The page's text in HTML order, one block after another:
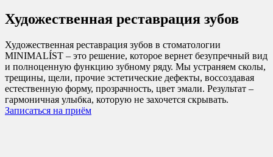
Художественная реставрация зубов
Художественная реставрация зубов в стоматологии
MINIMALÍST – это решение, которое вернет безупречный вид
и полноценную функцию зубному ряду. Мы устраняем сколы,
трещины, щели, прочие эстетические дефекты, воссоздавая
естественную форму, прозрачность, цвет эмали. Результат –
гармоничная улыбка, которую не захочется скрывать.
Записаться на приём